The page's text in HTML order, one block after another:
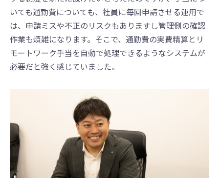
いても通勤費についても、社員に毎回申請させる運用で
は、申請ミスや不正のリスクもありますし管理側の確認
作業も煩雑になります。そこで、通勤費の実費精算とリ
モートワーク手当を自動で処理できるようなシステムが
必要だと強く感じていました。